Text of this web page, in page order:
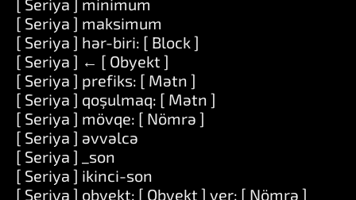
[ Seriya ] minimum
[ Seriya ] maksimum
[ Seriya ] hər-biri: [ Block ]
[ Seriya ] ← [ Obyekt ]
[ Seriya ] prefiks: [ Mətn ]
[ Seriya ] qoşulmaq: [ Mətn ]
[ Seriya ] mövqe: [ Nömrə ]
[ Seriya ] əvvəlcə
[ Seriya ] _son
[ Seriya ] ikinci-son
[ Seriya ] obyekt: [ Obyekt ] yer: [ Nömrə ]